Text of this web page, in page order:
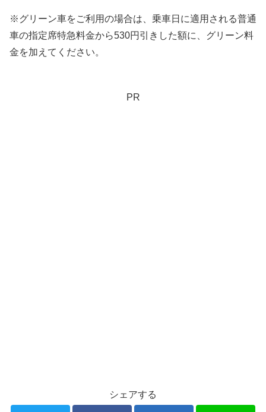
※グリーン車をご利用の場合は、乗車日に適用される普通
車の指定席特急料金から530円引きした額に、グリーン料
金を加えてください。
PR
シェアする